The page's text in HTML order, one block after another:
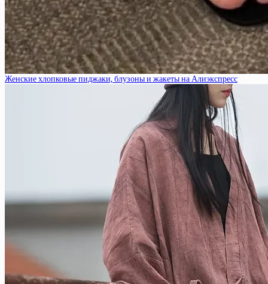
Женские хлопковые пиджаки, блузоны и жакеты на Алиэкспресс